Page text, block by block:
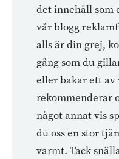
det innehåll som
vår blogg
alls är din grej,
gång som du
eller bakar ett av
rekommenderar
något annat vis
du oss en stor
varmt. Tack